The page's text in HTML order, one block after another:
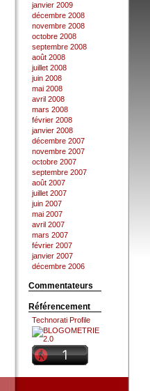
janvier 2009
décembre 2008
novembre 2008
octobre 2008
septembre 2008
août 2008
juillet 2008
juin 2008
mai 2008
avril 2008
mars 2008
février 2008
janvier 2008
décembre 2007
novembre 2007
octobre 2007
septembre 2007
août 2007
juillet 2007
juin 2007
mai 2007
avril 2007
mars 2007
février 2007
janvier 2007
décembre 2006
Commentateurs
Référencement
Technorati Profile